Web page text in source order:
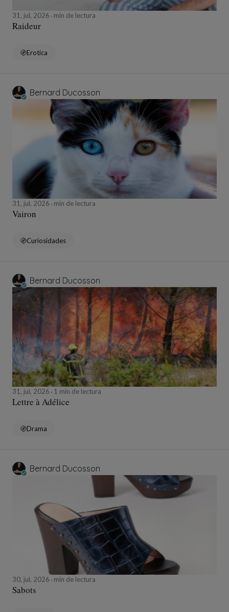
31, jul, 2026 min de lectura
Raideur
Erotica
Bernard Ducosson
31, jul, 2026 min de lectura
Vairon
Curiosidades
Bernard Ducosson
31, jul, 2026 1 min de lectura
Lettre à Adélice
Drama
Bernard Ducosson
30, jul, 2026 min de lectura
Sabots